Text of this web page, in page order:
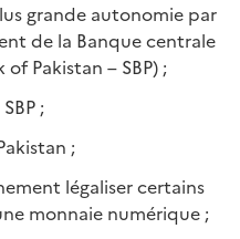
grande autonomie par
de la Banque centrale
Pakistan – SBP) ;
;
;
légaliser certains
monnaie numérique ;